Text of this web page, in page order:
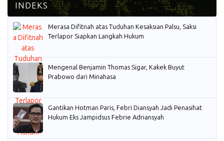
Merasa Difitnah atas Tuduhan Kesaksian Palsu, Saksi
Terlapor Siapkan Langkah Hukum
Mengenal Benjamin Thomas Sigar, Kakek Buyut
Prabowo dari Minahasa
Gantikan Hotman Paris, Febri Diansyah Jadi Penasihat
Hukum Eks Jampidsus Febrie Adriansyah